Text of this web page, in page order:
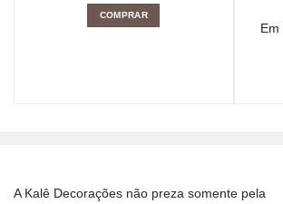
COMPRAR
Em
A Kalê Decorações não preza somente pela